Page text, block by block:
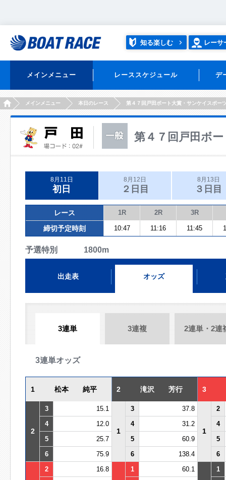
知る楽しむ レーサ
メインメニュー レーススケジュール デ
HOMEメインメニュー 本日のレース 第４７回戸田ボート大賞・サンケイスポー
第４７回戸田ボ
8月11日
初日
8月12日
２日目
8月13日
３日目
レース 1R 2R 3R
締切予定時刻 10:47 11:16 11:45
予選特別 1800m
出走表 オッズ
3連単 3連複 2連単・2連
3連単オッズ
1 松本 純平 2 滝沢 芳行 3
2
3 15.1
1
3 37.8
1
2
4
12.0 4 31.2
4
5
25.7 5 60.9
5
6
75.9 6 138.4 6
2 16.8 1 60.1
1